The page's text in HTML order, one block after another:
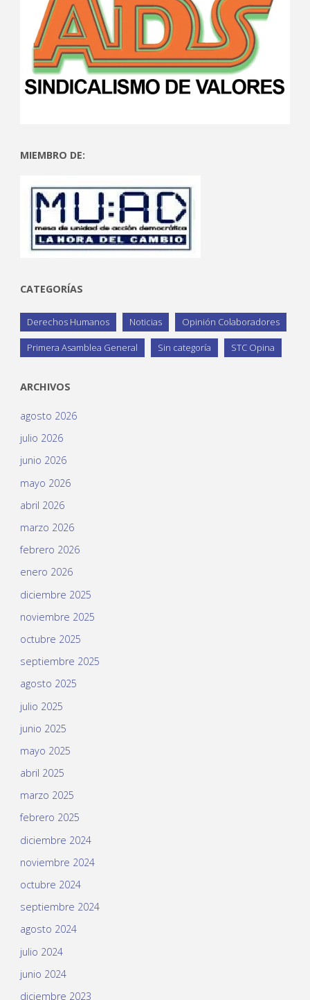
MIEMBRO DE:
CATEGORÍAS
Derechos Humanos Noticias Opinión Colaboradores
Primera Asamblea General Sin categoría STC Opina
ARCHIVOS
agosto 2026
julio 2026
junio 2026
mayo 2026
abril 2026
marzo 2026
febrero 2026
enero 2026
diciembre 2025
noviembre 2025
octubre 2025
septiembre 2025
agosto 2025
julio 2025
junio 2025
mayo 2025
abril 2025
marzo 2025
febrero 2025
diciembre 2024
noviembre 2024
octubre 2024
septiembre 2024
agosto 2024
julio 2024
junio 2024
diciembre 2023